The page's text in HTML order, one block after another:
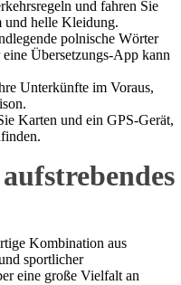
und fahren Sie
und helle Kleidung.
polnische Wörter
Übersetzungs-App kann
Unterkünfte im Voraus,
Karten und ein GPS-Gerät,
Kombination aus
sportlicher
eine große Vielfalt an